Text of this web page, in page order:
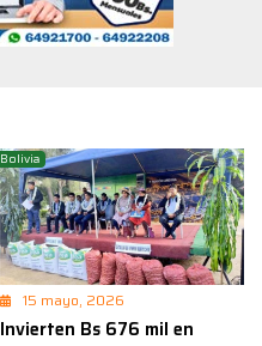
Bolivia
15 mayo, 2026
Invierten Bs 676 mil en